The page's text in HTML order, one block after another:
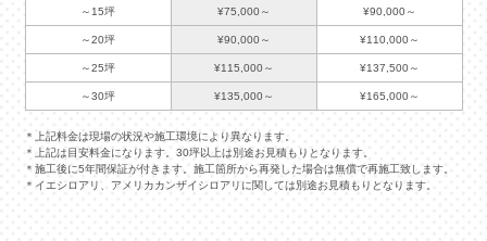
～15坪 ¥75,000～ ¥90,000～
～20坪 ¥90,000～ ¥110,000～
～25坪 ¥115,000～ ¥137,500～
～30坪 ¥135,000～ ¥165,000～
＊上記料金は現場の状況や施工環境により異なります。
＊上記は目安料金になります。30坪以上は別途お見積もりとなります。
＊施工後に5年間保証が付きます。施工箇所から再発した場合は無償で再施工致します。
＊イエシロアリ、アメリカカンザイシロアリに関しては別途お見積もりとなります。